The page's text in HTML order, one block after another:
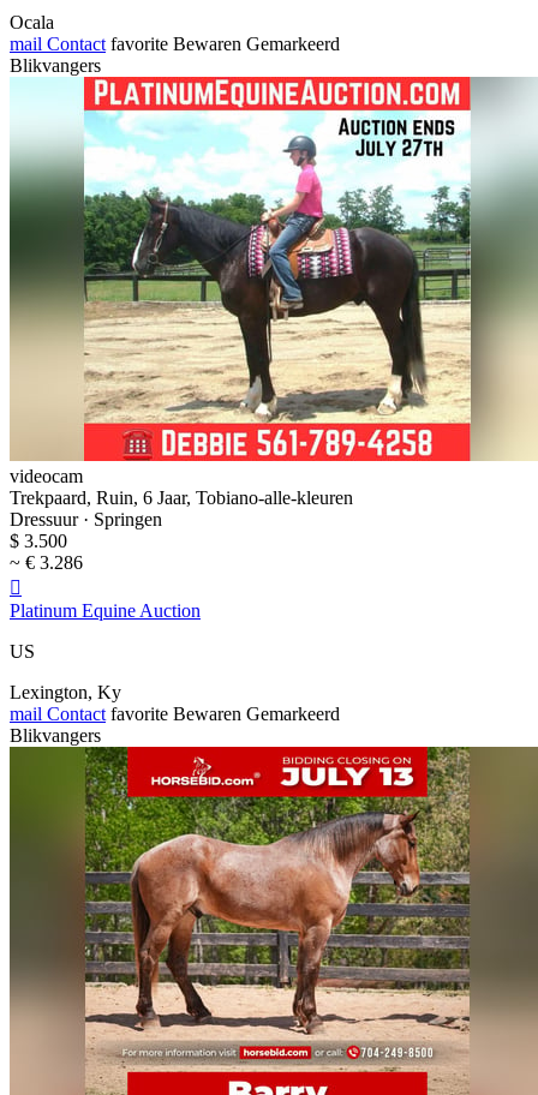
Ocala
mail Contact favorite Bewaren Gemarkeerd
Blikvangers
videocam
Trekpaard, Ruin, 6 Jaar, Tobiano-alle-kleuren
Dressuur · Springen
$ 3.500
~ € 3.286

Platinum Equine Auction
US
Lexington, Ky
mail Contact favorite Bewaren Gemarkeerd
Blikvangers